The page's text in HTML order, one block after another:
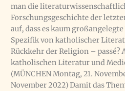
man die
Forschungsgeschichte der
auf, dass es kaum
Spezifik von katholischer
Rückkehr der Religion – passé?
katholischen Literatur und
(MÜNCHEN Montag, 21.
November 2022) Damit das